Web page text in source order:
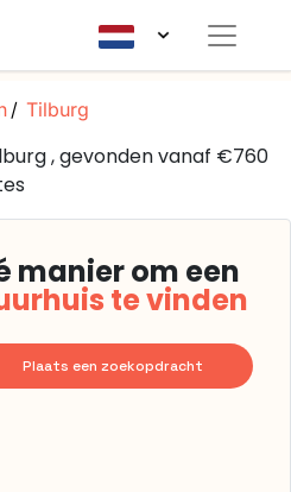
Tilburg
, gevonden vanaf €760
manier om een
te vinden
Plaats een zoekopdracht